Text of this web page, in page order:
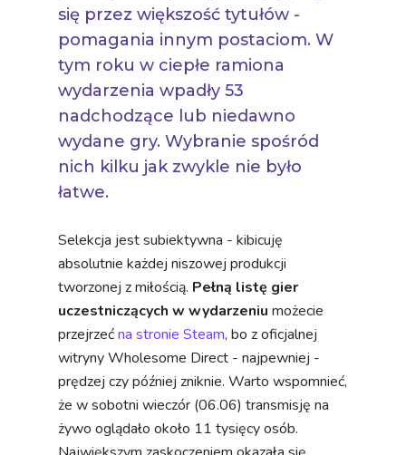
się przez większość tytułów -
pomagania innym postaciom. W
tym roku w ciepłe ramiona
wydarzenia wpadły 53
nadchodzące lub niedawno
wydane gry. Wybranie spośród
nich kilku jak zwykle nie było
łatwe.
Selekcja jest subiektywna - kibicuję
absolutnie każdej niszowej produkcji
tworzonej z miłością. Pełną listę gier
uczestniczących w wydarzeniu możecie
przejrzećna stronie Steam, bo z oficjalnej
witryny Wholesome Direct - najpewniej -
prędzej czy później zniknie. Warto wspomnieć,
że w sobotni wieczór (06.06) transmisję na
żywo oglądało około 11 tysięcy osób.